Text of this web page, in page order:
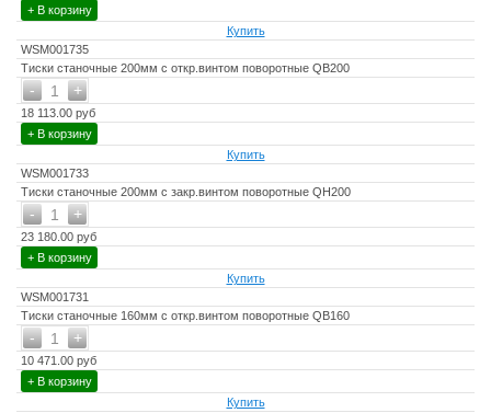
+ В корзину
Купить
WSM001735
Тиски станочные 200мм с откр.винтом поворотные QB200
+
- 1
18 113.00 руб
+ В корзину
Купить
WSM001733
Тиски станочные 200мм с закр.винтом поворотные QH200
+
- 1
23 180.00 руб
+ В корзину
Купить
WSM001731
Тиски станочные 160мм с откр.винтом поворотные QB160
+
- 1
10 471.00 руб
+ В корзину
Купить